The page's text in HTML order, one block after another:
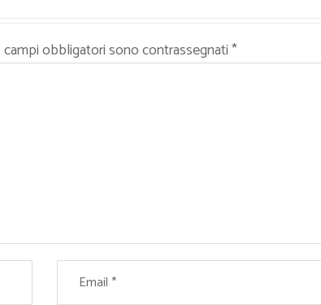
campi obbligatori sono contrassegnati*